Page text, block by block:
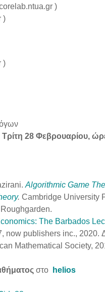
)
)
)
Τρίτη 28 Φεβρουαρίου,
Algorithmic Game
. Cambridge University
The Barbados
publishers inc., 2020.
Mathematical Society,
στο helios